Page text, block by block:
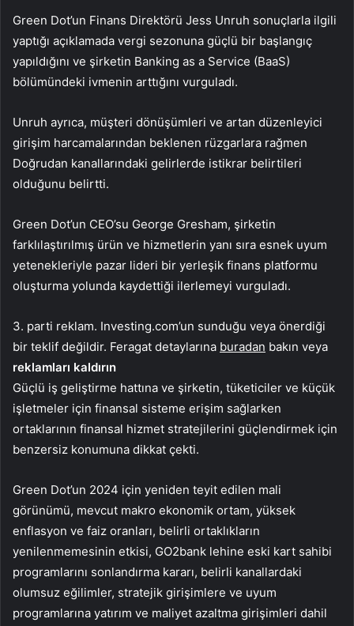
Green Dot’un Finans Direktörü Jess Unruh sonuçlarla ilgili
yaptığı açıklamada vergi sezonuna güçlü bir başlangıç
yapıldığını ve şirketin Banking as a Service (BaaS)
bölümündeki ivmenin arttığını vurguladı.
Unruh ayrıca, müşteri dönüşümleri ve artan düzenleyici
girişim harcamalarından beklenen rüzgarlara rağmen
Doğrudan kanallarındaki gelirlerde istikrar belirtileri
olduğunu belirtti.
Green Dot’un CEO’su George Gresham, şirketin
farklılaştırılmış ürün ve hizmetlerin yanı sıra esnek uyum
yetenekleriyle pazar lideri bir yerleşik finans platformu
oluşturma yolunda kaydettiği ilerlemeyi vurguladı.
3. parti reklam. Investing.com’un sunduğu veya önerdiği
bir teklif değildir. Feragat detaylarına buradan bakın veya
reklamları kaldırın
Güçlü iş geliştirme hattına ve şirketin, tüketiciler ve küçük
işletmeler için finansal sisteme erişim sağlarken
ortaklarının finansal hizmet stratejilerini güçlendirmek için
benzersiz konumuna dikkat çekti.
Green Dot’un 2024 için yeniden teyit edilen mali
görünümü, mevcut makro ekonomik ortam, yüksek
enflasyon ve faiz oranları, belirli ortaklıkların
yenilenmemesinin etkisi, GO2bank lehine eski kart sahibi
programlarını sonlandırma kararı, belirli kanallardaki
olumsuz eğilimler, stratejik girişimlere ve uyum
programlarına yatırım ve maliyet azaltma girişimleri dahil